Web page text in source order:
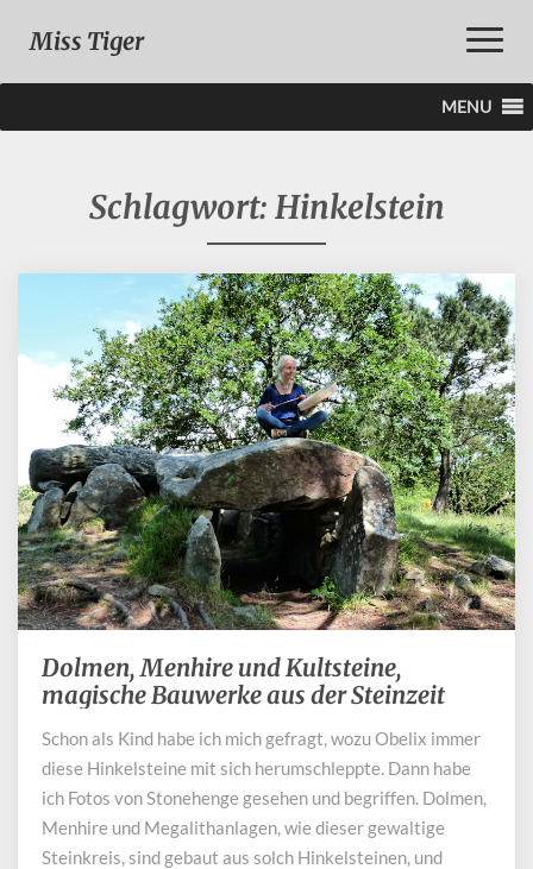
Toggle
Miss Tiger
MENU
Schlagwort: Hinkelstein
Dolmen,
Menhire
Kultsteine,
magische
Bauwerke
aus
der
Dolmen, Menhire und Kultsteine,
magische Bauwerke aus der Steinzeit
Schon als Kind habe ich mich gefragt, wozu Obelix immer
diese Hinkelsteine mit sich herumschleppte. Dann habe
ich Fotos von Stonehenge gesehen und begriffen. Dolmen,
Menhire und Megalithanlagen, wie dieser gewaltige
Steinkreis, sind gebaut aus solch Hinkelsteinen, und